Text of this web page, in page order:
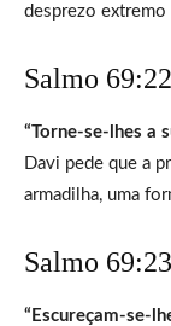
desprezo
Salmo 69:22
“Torne-se-lhes a
Davi pede que a
armadilha, uma
Salmo 69:23
“Escureçam-se-